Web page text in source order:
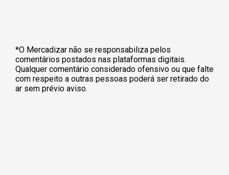
*O Mercadizar não se responsabiliza pelos
comentários postados nas plataformas digitais.
Qualquer comentário considerado ofensivo ou que falte
com respeito a outras pessoas poderá ser retirado do
ar sem prévio aviso.